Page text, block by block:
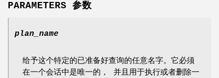
PARAMETERS 参数
plan_name
给予这个特定的已准备好查询的任意名字。它必须
在一个会话中是唯一的， 并且用于执行或者删除一